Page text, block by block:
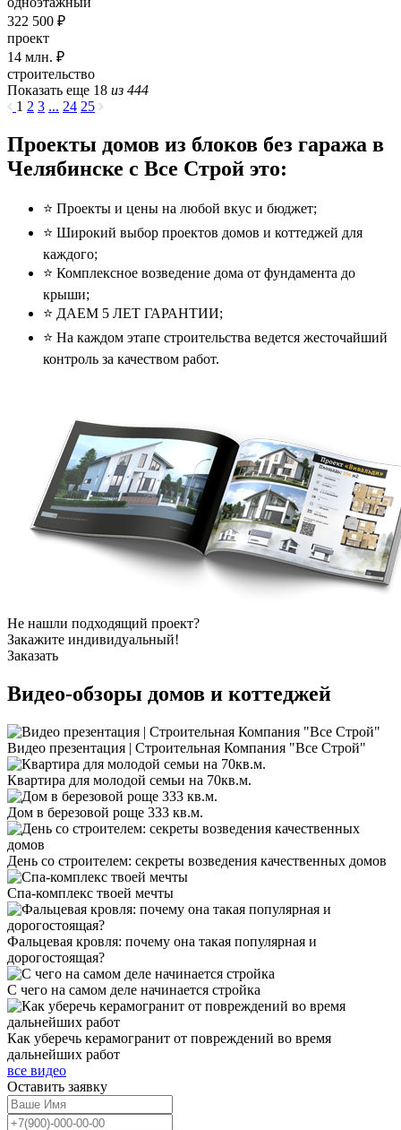
322 500 ₽
проект
14 млн. ₽
строительство
Показать еще 18 из 444
1 2 3 ... 24 25
Проекты домов из блоков без гаража в
Челябинске с Все Строй это:
⭐️ Проекты и цены на любой вкус и бюджет;
⭐️ Широкий выбор проектов домов и коттеджей для
каждого;
⭐️ Комплексное возведение дома от фундамента до
крыши;
⭐️ ДАЕМ 5 ЛЕТ ГАРАНТИИ;
⭐️ На каждом этапе строительства ведется жесточайший
контроль за качеством работ.
Не нашли подходящий проект?
Закажите индивидуальный!
Заказать
Видео-обзоры домов и коттеджей
Видео презентация | Строительная Компания "Все Строй"
Квартира для молодой семьи на 70кв.м.
Дом в березовой роще 333 кв.м.
День со строителем: секреты возведения качественных домов
Спа-комплекс твоей мечты
Фальцевая кровля: почему она такая популярная и
дорогостоящая?
С чего на самом деле начинается стройка
Как уберечь керамогранит от повреждений во время
дальнейших работ
все видео
Оставить заявку